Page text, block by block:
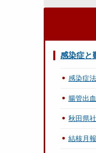
感染症と
感染症
腸管出
秋田県
結核月